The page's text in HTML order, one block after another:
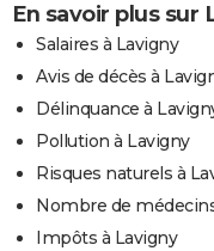
En savoir plus sur
Salaires à Lavigny
Avis de décès à
Délinquance à
Pollution à Lavigny
Risques naturels à
Nombre de
Impôts à Lavigny